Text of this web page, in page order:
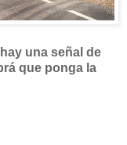
una señal de
que ponga la